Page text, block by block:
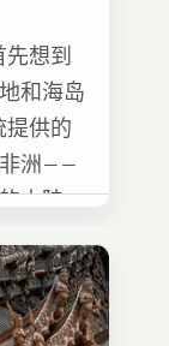
想到
和海岛
提供的
非洲——
大陆。